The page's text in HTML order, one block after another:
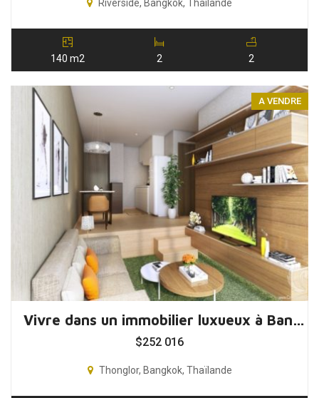
Riverside, Bangkok, Thailande
140 m2 2 2
A VENDRE
Vivre dans un immobilier luxueux à Bangkok, Thaïlande
$252 016
Thonglor, Bangkok, Thaïlande